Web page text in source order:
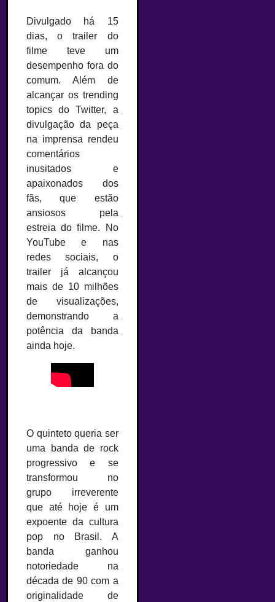
Divulgado há 15
dias, o trailer do
filme teve um
desempenho fora do
comum. Além de
alcançar os trending
topics do Twitter, a
divulgação da peça
na imprensa rendeu
comentários
inusitados e
apaixonados dos
fãs, que estão
ansiosos pela
estreia do filme. No
YouTube e nas
redes sociais, o
trailer já alcançou
mais de 10 milhões
de visualizações,
demonstrando a
potência da banda
ainda hoje.
O quinteto queria ser
uma banda de rock
progressivo e se
transformou no
grupo irreverente
que até hoje é um
expoente da cultura
pop no Brasil. A
banda ganhou
notoriedade na
década de 90 com a
originalidade de